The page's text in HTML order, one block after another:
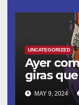
UNCATEGORIZED
Ayer
giras
MAY 9, 2024